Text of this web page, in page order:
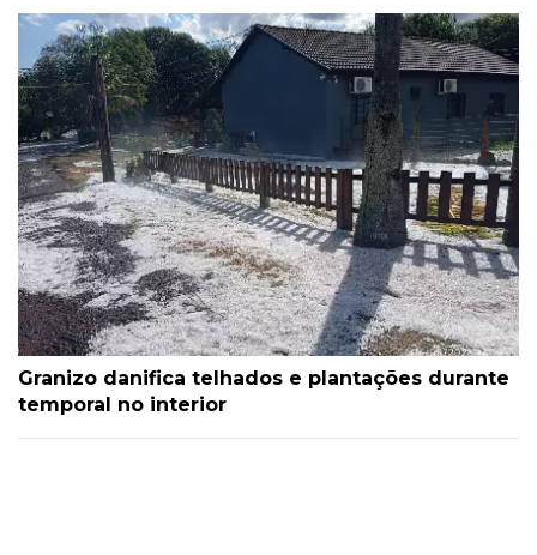
Granizo danifica telhados e plantações durante
temporal no interior